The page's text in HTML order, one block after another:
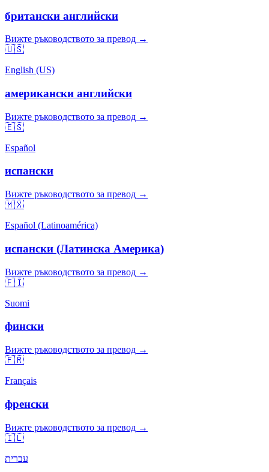
британски английски
Вижте ръководството за превод →
🇺🇸
English (US)
американски английски
Вижте ръководството за превод →
🇪🇸
Español
испански
Вижте ръководството за превод →
🇲🇽
Español (Latinoamérica)
испански (Латинска Америка)
Вижте ръководството за превод →
🇫🇮
Suomi
фински
Вижте ръководството за превод →
🇫🇷
Français
френски
Вижте ръководството за превод →
🇮🇱
עברית